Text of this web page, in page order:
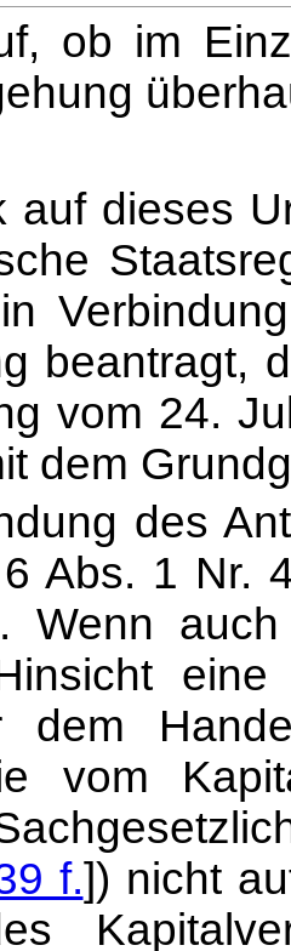
ob im
auf dieses
beantragt,
vom 24.
dem
des
Abs. 1 Nr.
Wenn
eine
dem
vom
f.]) nicht